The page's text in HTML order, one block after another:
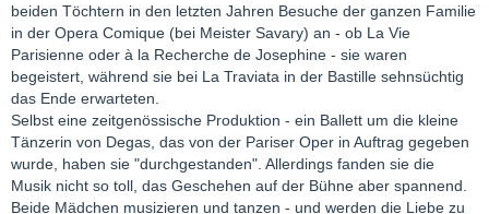
beiden Töchtern in den letzten Jahren Besuche der ganzen Familie
in der Opera Comique (bei Meister Savary) an - ob La Vie
Parisienne oder à la Recherche de Josephine - sie waren
begeistert, während sie bei La Traviata in der Bastille sehnsüchtig
das Ende erwarteten.
Selbst eine zeitgenössische Produktion - ein Ballett um die kleine
Tänzerin von Degas, das von der Pariser Oper in Auftrag gegeben
wurde, haben sie "durchgestanden". Allerdings fanden sie die
Musik nicht so toll, das Geschehen auf der Bühne aber spannend.
Beide Mädchen musizieren und tanzen - und werden die Liebe zu